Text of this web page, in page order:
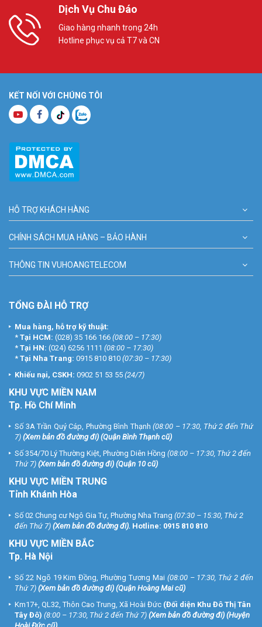
Dịch Vụ Chu Đáo
Giao hàng nhanh trong 24h
Hotline phục vụ cả T7 và CN
KẾT NỐI VỚI CHÚNG TÔI
HỖ TRỢ KHÁCH HÀNG
CHÍNH SÁCH MUA HÀNG – BẢO HÀNH
THÔNG TIN VUHOANGTELECOM
TỔNG ĐÀI HỖ TRỢ
Mua hàng, hỗ trợ kỹ thuật:
* Tại HCM: (028) 35 166 166 (08:00 – 17:30)
* Tại HN: (024) 6256 1111 (08:00 – 17:30)
* Tại Nha Trang: 0915 810 810 (07:30 – 17:30)
Khiếu nại, CSKH: 0902 51 53 55 (24/7)
KHU VỰC MIỀN NAM
Tp. Hồ Chí Minh
Số 3A Trần Quý Cáp, Phường Bình Thạnh (08:00 – 17:30, Thứ 2 đến Thứ
7) (Xem bản đồ đường đi) (Quận Bình Thạnh cũ)
Số 354/70 Lý Thường Kiệt, Phường Diên Hồng (08:00 – 17:30, Thứ 2 đến
Thứ 7) (Xem bản đồ đường đi) (Quận 10 cũ)
KHU VỰC MIỀN TRUNG
Tỉnh Khánh Hòa
Số 02 Chung cư Ngô Gia Tự, Phường Nha Trang (07:30 – 15:30, Thứ 2
đến Thứ 7) (Xem bản đồ đường đi). Hotline: 0915 810 810
KHU VỰC MIỀN BẮC
Tp. Hà Nội
Số 22 Ngõ 19 Kim Đồng, Phường Tương Mai (08:00 – 17:30, Thứ 2 đến
Thứ 7) (Xem bản đồ đường đi) (Quận Hoàng Mai cũ)
Km17+, QL32, Thôn Cao Trung, Xã Hoài Đức (Đối diện Khu Đô Thị Tân
Tây Đô) (8:00 – 17:30, Thứ 2 đến Thứ 7) (Xem bản đồ đường đi) (Huyện
Hoài Đức cũ)